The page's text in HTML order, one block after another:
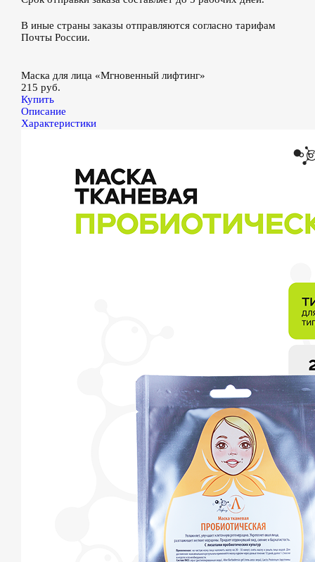
В иные страны заказы отправляются согласно тарифам
Почты России.
Маска для лица «Мгновенный лифтинг»
215 руб.
Купить
Описание
Характеристики